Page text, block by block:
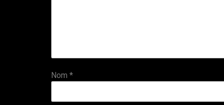
Nom *